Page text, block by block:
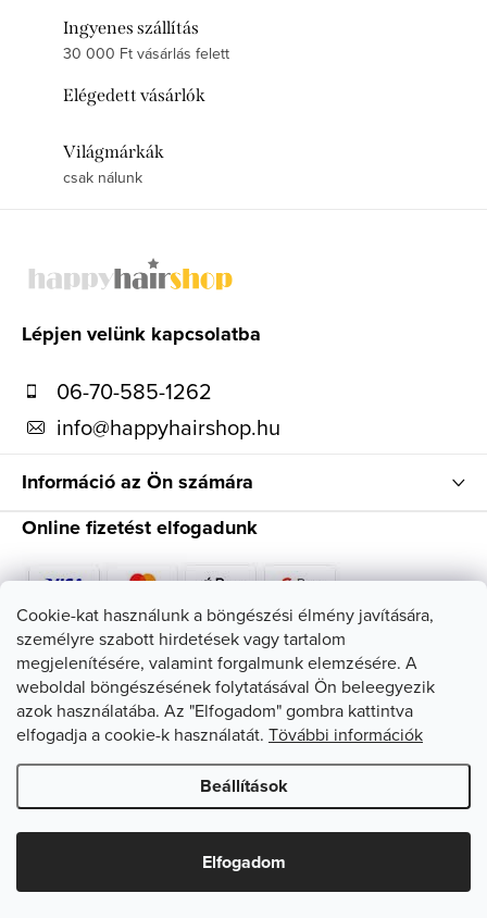
Cookie-kat használunk a böngészési élmény javítására,
személyre szabott hirdetések vagy tartalom
megjelenítésére, valamint forgalmunk elemzésére. A
weboldal böngészésének folytatásával Ön beleegyezik
azok használatába. Az "Elfogadom" gombra kattintva
elfogadja a cookie-k használatát. Tövábbi információk
Beállítások
Elfogadom
Ingyenes szállítás
30 000 Ft vásárlás felett
Elégedett vásárlók
Világmárkák
csak nálunk
Lépjen velünk kapcsolatba
06-70-585-1262
info@happyhairshop.hu
Információ az Ön számára
Online fizetést elfogadunk
Kövessen minket
Shoptet készítette
Copyright 2026HappyHairShop. Minden jog fenntartva.Süti
beállítások szerkesztése